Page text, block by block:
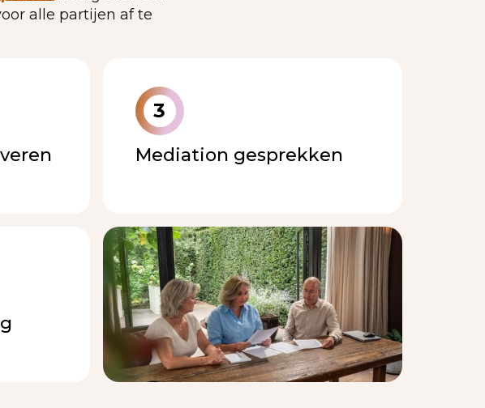
alle partijen af te
3
Mediation gesprekken